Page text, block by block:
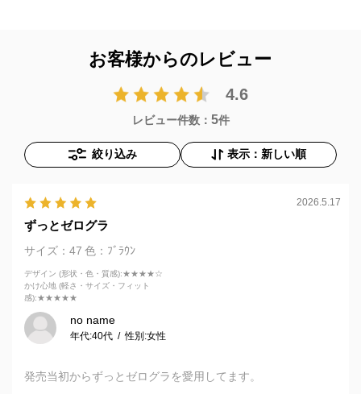
お客様からのレビュー
4.6
レビュー件数： 5件
絞り込み 表示：新しい順
2026.5.17
ずっとゼログラ
サイズ：47 色：ﾌﾞﾗｳﾝ
デザイン (形状・色・質感):★★★★☆
かけ心地 (軽さ・サイズ・フィット
感):★★★★★
no name
年代:40代 性別:女性
発売当初からずっとゼログラを愛用してます。